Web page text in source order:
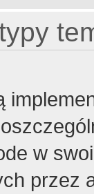
w
przez